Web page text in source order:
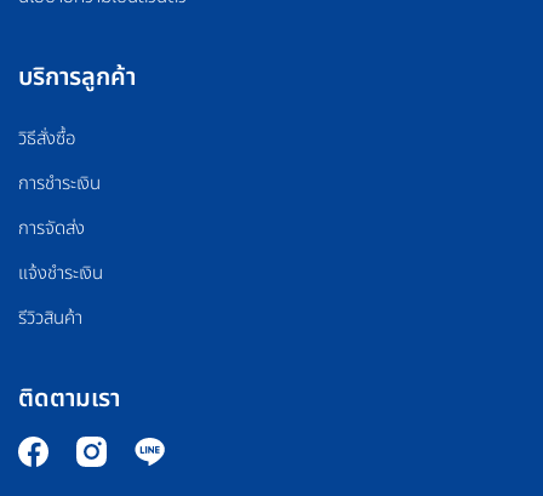
บริการลูกค้า
วิธีสั่งซื้อ
การชำระเงิน
การจัดส่ง
แจ้งชำระเงิน
รีวิวสินค้า
ติดตามเรา